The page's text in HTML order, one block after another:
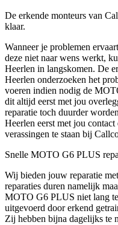
De erkende monteurs van
klaar.
Wanneer je problemen
deze niet naar wens werkt,
Heerlen in langskomen. De
Heerlen onderzoeken het
voeren indien nodig de
dit altijd eerst met jou
reparatie toch duurder
Heerlen eerst met jou
verassingen te staan bij
Snelle MOTO G6 PLUS
Wij bieden jouw reparatie
reparaties duren namelijk
MOTO G6 PLUS niet lang
uitgevoerd door erkend
Zij hebben bijna dagelijks te